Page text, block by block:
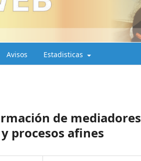
Avisos Estadisticas
de mediadores
procesos afines